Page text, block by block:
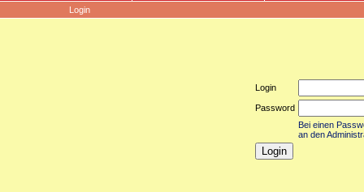
Login
Login
Password
Bei einen
an den